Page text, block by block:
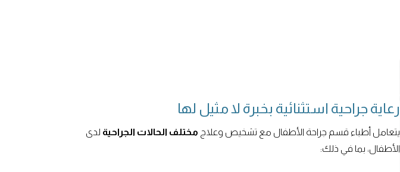
رعاية جراحية استثنائية بخبرة لا مثيل لها
يتعامل أطباء قسم جراحة الأطفال مع تشخيص وعلاج مختلف الحالات الجراحية لدى
الأطفال، بما في ذلك: